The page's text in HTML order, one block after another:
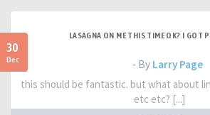
30
Dec
LASAGNA ON ME THIS TIME OK? I GOT
- By Larry Page
this should be fantastic. but what about
etc etc? [...]